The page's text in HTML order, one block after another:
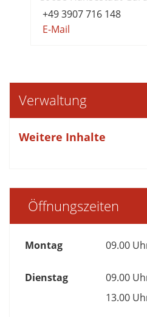
+49 3907 716 148
E-Mail
Verwaltung
Weitere Inhalte
Öffnungszeiten
Montag 09.00
Dienstag
09.00
13.00